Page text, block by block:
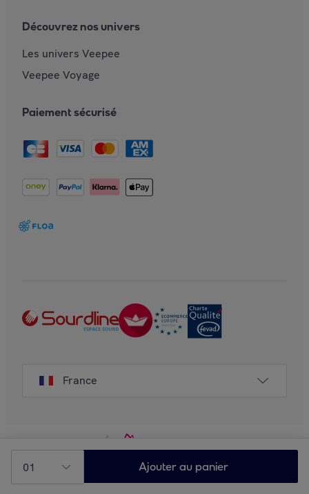
01 Ajouter au panier
Découvrez nos univers
Les univers Veepee
Veepee Voyage
Paiement sécurisé
France